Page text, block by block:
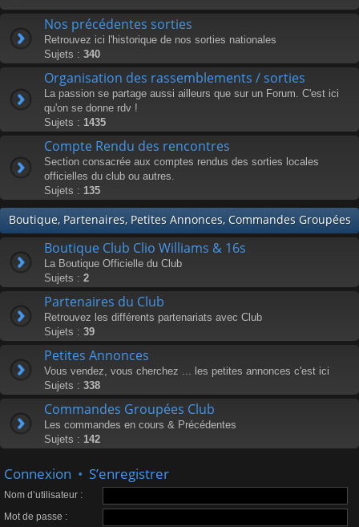
Nos précédentes sorties
Retrouvez ici l'historique de nos sorties nationales
Sujets : 340
Organisation des rassemblements / sorties
La passion se partage aussi ailleurs que sur un Forum. C'est ici
qu'on se donne rdv !
Sujets : 1435
Compte Rendu des rencontres
Section consacrée aux comptes rendus des sorties locales
officielles du club ou autres.
Sujets : 135
Boutique, Partenaires, Petites Annonces, Commandes Groupées
Boutique Club Clio Williams & 16s
La Boutique Officielle du Club
Sujets : 2
Partenaires du Club
Retrouvez les différents partenariats avec Club
Sujets : 39
Petites Annonces
Vous vendez, vous cherchez ... les petites annonces c'est ici
Sujets : 338
Commandes Groupées Club
Les commandes en cours & Précédentes
Sujets : 142
Connexion • S’enregistrer
Nom d’utilisateur :
Mot de passe :